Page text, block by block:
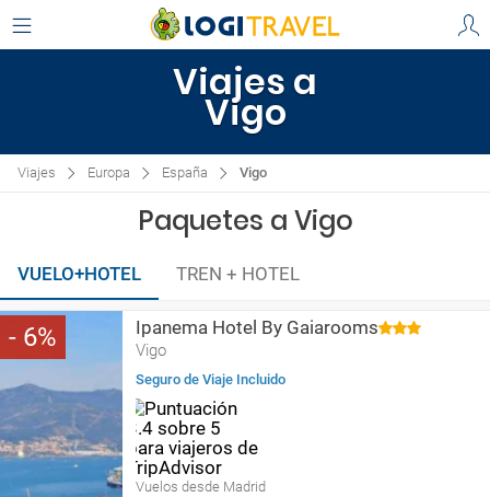
Viajes a
Vigo
Viajes Europa España Vigo
Paquetes a Vigo
VUELO+HOTEL TREN + HOTEL
6 Ipanema Hotel By Gaiarooms
Vigo
Seguro de Viaje Incluido
Vuelos desde Madrid